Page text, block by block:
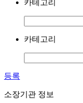
카테고리
카테고리
등록
소장기관 정보